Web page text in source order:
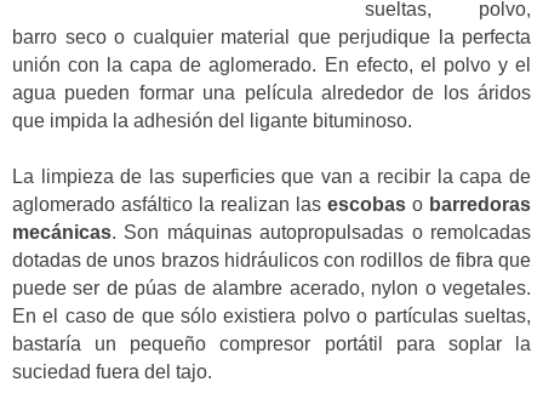
sueltas, polvo,
barro seco o cualquier material que perjudique la perfecta
unión con la capa de aglomerado. En efecto, el polvo y el
agua pueden formar una película alrededor de los áridos
que impida la adhesión del ligante bituminoso.
La limpieza de las superficies que van a recibir la capa de
aglomerado asfáltico la realizan las escobas o barredoras
mecánicas. Son máquinas autopropulsadas o remolcadas
dotadas de unos brazos hidráulicos con rodillos de fibra que
puede ser de púas de alambre acerado, nylon o vegetales.
En el caso de que sólo existiera polvo o partículas sueltas,
bastaría un pequeño compresor portátil para soplar la
suciedad fuera del tajo.